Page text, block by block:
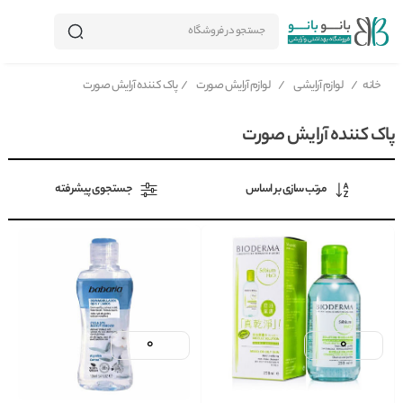
جستجو در فروشگاه
خانه / لوازم آرایشی / لوازم آرایش صورت / پاک کننده آرایش صورت
پاک کننده آرایش صورت
مرتب سازی بر اساس جستجوی پیشرفته